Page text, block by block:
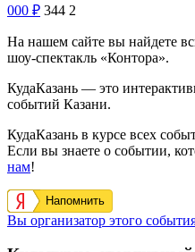
000 ₽ 344 2
На нашем сайте вы найдете
шоу-спектакль «Контора».
КудаКазань — это
событий Казани.
КудаКазань в курсе всех
Если вы знаете о событии,
нам!
Напомнить
Вы организатор этого